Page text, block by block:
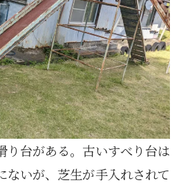
り台がある。古いすべり台は
ないが、芝生が手入れされて